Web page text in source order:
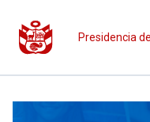
Presidencia